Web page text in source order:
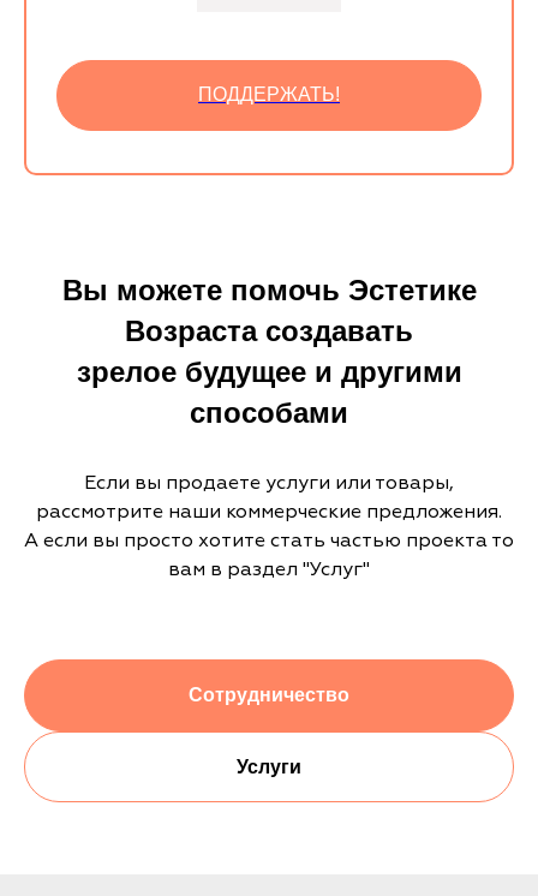
ПОДДЕРЖАТЬ!
Вы можете помочь Эстетике
Возраста создавать
зрелое будущее и другими
способами
Если вы продаете услуги или товары,
рассмотрите наши коммерческие предложения.
А если вы просто хотите стать частью проекта то
вам в раздел "Услуг"
Сотрудничество
Услуги